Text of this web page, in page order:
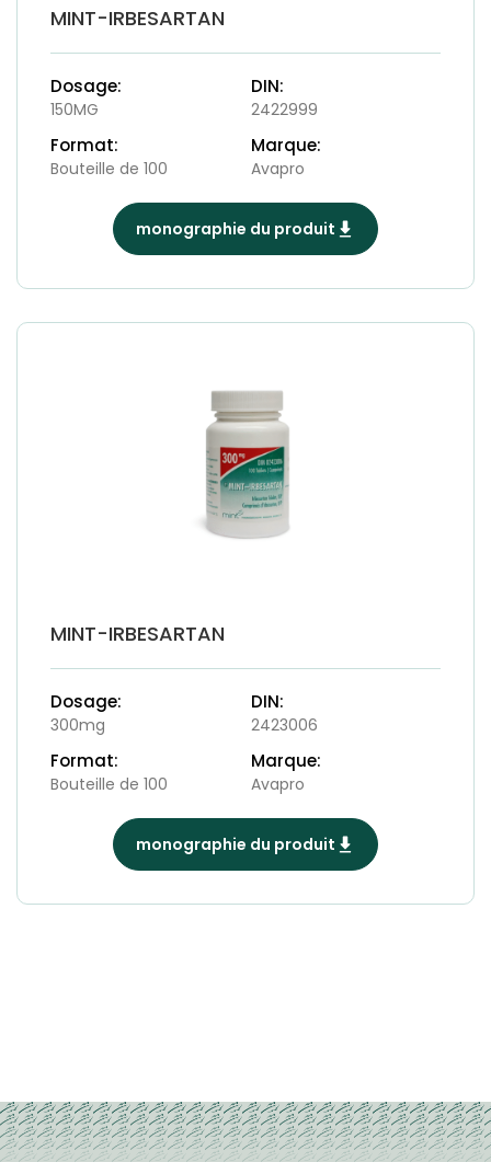
MINT-IRBESARTAN
Dosage:
150MG
DIN:
2422999
Format:
Bouteille de 100
Marque:
Avapro
monographie du produit
MINT-IRBESARTAN
Dosage:
300mg
DIN:
2423006
Format:
Bouteille de 100
Marque:
Avapro
monographie du produit